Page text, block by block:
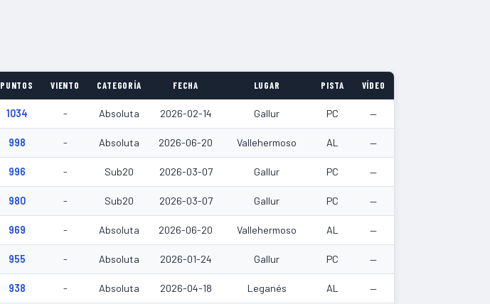
PUNTOS VIENTO CATEGORÍA FECHA LUGAR PISTA VÍDEO
1034 - Absoluta 2026-02-14 Gallur PC —
998 - Absoluta 2026-06-20 Vallehermoso AL —
996 - Sub20 2026-03-07 Gallur PC —
980 - Sub20 2026-03-07 Gallur PC —
969 - Absoluta 2026-06-20 Vallehermoso AL —
955 - Absoluta 2026-01-24 Gallur PC —
938 - Absoluta 2026-04-18 Leganés AL —